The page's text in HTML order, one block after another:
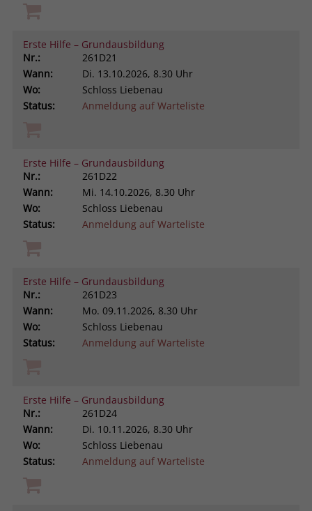
Erste Hilfe – Grundausbildung
Nr.:
261D21
Wann:
Di. 13.10.2026, 8.30 Uhr
Wo:
Schloss Liebenau
Status:
Anmeldung auf Warteliste
Erste Hilfe – Grundausbildung
Nr.:
261D22
Wann:
Mi. 14.10.2026, 8.30 Uhr
Wo:
Schloss Liebenau
Status:
Anmeldung auf Warteliste
Erste Hilfe – Grundausbildung
Nr.:
261D23
Wann:
Mo. 09.11.2026, 8.30 Uhr
Wo:
Schloss Liebenau
Status:
Anmeldung auf Warteliste
Erste Hilfe – Grundausbildung
Nr.:
261D24
Wann:
Di. 10.11.2026, 8.30 Uhr
Wo:
Schloss Liebenau
Status:
Anmeldung auf Warteliste